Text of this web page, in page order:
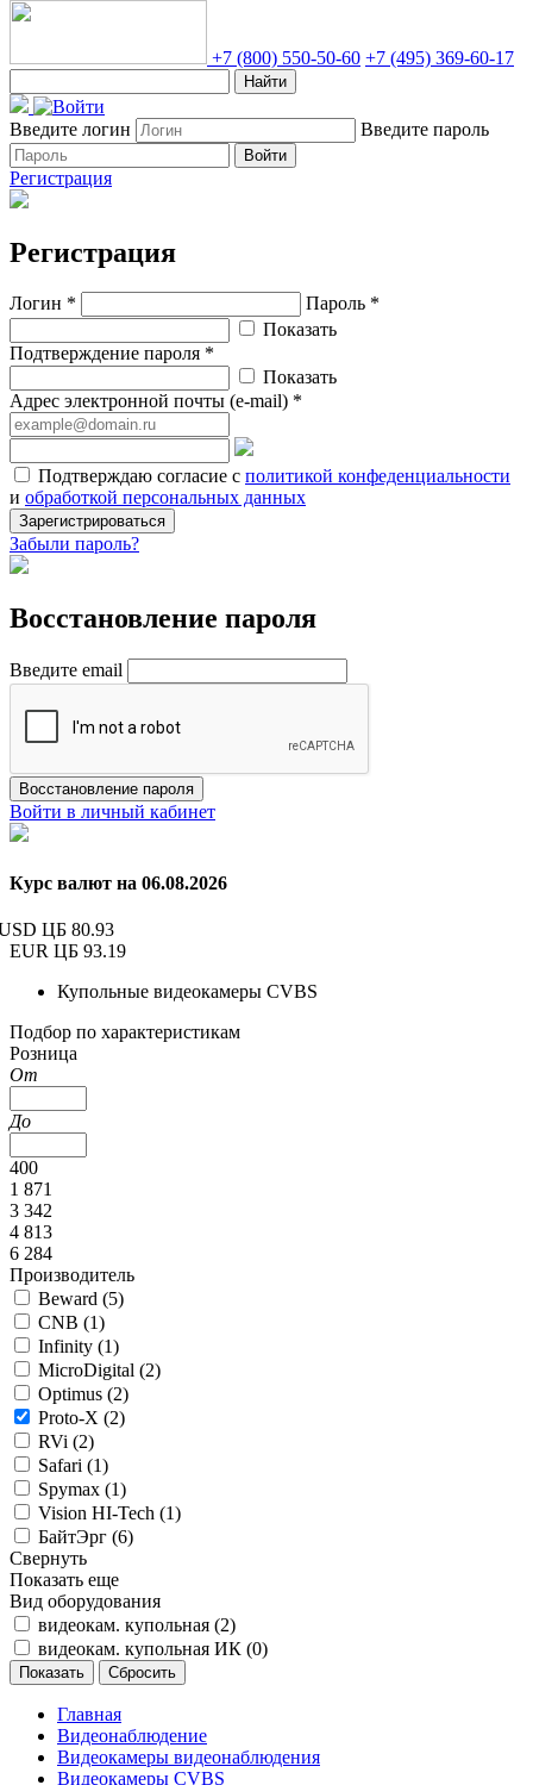
+7 (800) 550-50-60 +7 (495) 369-60-17
Найти
Введите логин Введите пароль
Войти
Регистрация
Регистрация
Логин *
Пароль *
Показать
Подтверждение пароля *
Показать
Адрес электронной почты (e-mail) *
Подтверждаю согласие с политикой конфеденциальности
и обработкой персональных данных
Зарегистрироваться
Забыли пароль?
Восстановление пароля
Введите email
Восстановление пароля
Войти в личный кабинет
Курс валют на 06.08.2026
ЦБ 80.93
EUR ЦБ 93.19
Купольные видеокамеры CVBS
Подбор по характеристикам
Розница
От
До
400
1 871
3 342
4 813
6 284
Производитель
Beward (5)
CNB (1)
Infinity (1)
MicroDigital (2)
Optimus (2)
Proto-X (2)
RVi (2)
Safari (1)
Spymax (1)
Vision HI-Tech (1)
БайтЭрг (6)
Свернуть
Показать еще
Вид оборудования
видеокам. купольная (2)
видеокам. купольная ИК (0)
Главная
Видеонаблюдение
Видеокамеры видеонаблюдения
Видеокамеры CVBS